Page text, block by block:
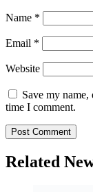
Name *
Email *
Website
Save my
time I comment.
Related